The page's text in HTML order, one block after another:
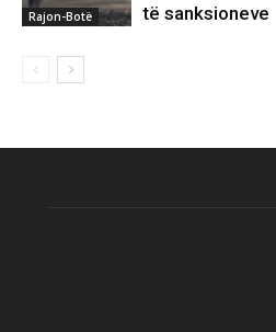
Rajon-Botë
të sanksioneve